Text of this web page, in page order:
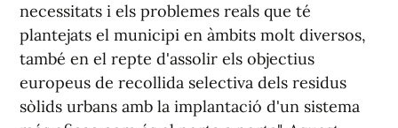
necessitats i els problemes reals que té
plantejats el municipi en àmbits molt diversos,
també en el repte d'assolir els objectius
europeus de recollida selectiva dels residus
sòlids urbans amb la implantació d'un sistema